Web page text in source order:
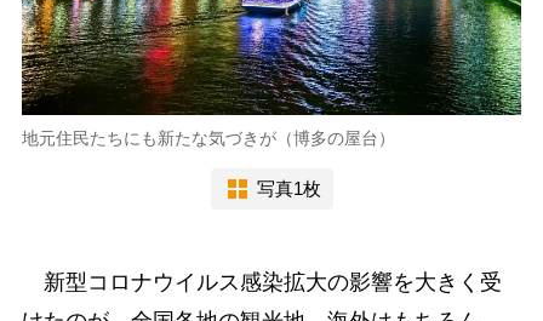
地元住民たちにも新たな気づきが（博多の屋台）
写真1枚
新型コロナウイルス感染拡大の影響を大きく受